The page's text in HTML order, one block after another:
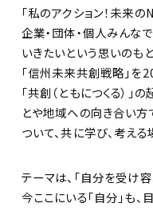
「私のアクション！未来
企業・団体・個人みんな
いきたいという思いのも
「信州未来共創戦略」を
「共創（ともにつくる）」
とや地域への向き合い
ついて、共に学び、考え
テーマは、「自分を受け
今ここにいる「自分」も、